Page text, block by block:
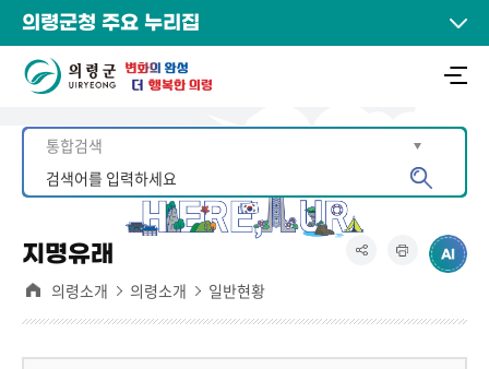
의령군청 주요 누리집
지명유래
의령소개 의령소개 일반현황